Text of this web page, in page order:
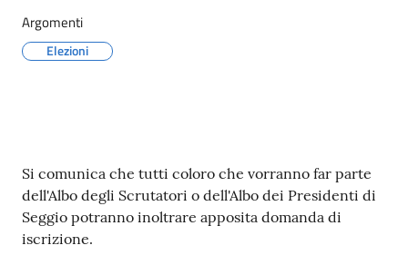
Tutti
Argomenti
Elezioni
Contenuto
Si comunica che tutti coloro che vorranno far parte
dell'Albo degli Scrutatori o dell'Albo dei Presidenti di
Seggio potranno inoltrare apposita domanda di
iscrizione.